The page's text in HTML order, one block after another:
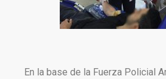
En la base de la Fuerza Policial